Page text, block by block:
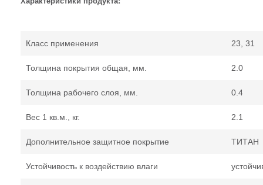
Класс применения 23, 31
Толщина покрытия общая, мм. 2.0
Толщина рабочего слоя, мм. 0.4
Вес 1 кв.м., кг. 2.1
Дополнительное защитное покрытие ТИТАН
Устойчивость к воздействию влаги